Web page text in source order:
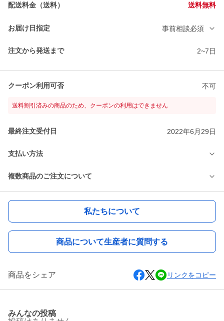
配送料金（送料） 送料無料
お届け日指定 事前相談必須
注文から発送まで 2~7日
クーポン利用可否 不可
送料割引済みの商品のため、クーポンの利用はできません
最終注文受付日 2022年6月29日
支払い方法
複数商品のご注文について
私たちについて
商品について生産者に質問する
商品をシェア リンクをコピー
みんなの投稿